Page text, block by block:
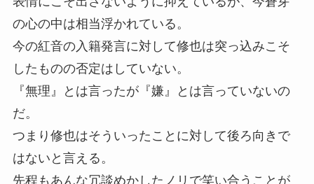
の心の中は相当浮かれている。
今の紅音の入籍発言に対して修也は突っ込みこそ
したものの否定はしていない。
『無理』とは言ったが『嫌』とは言っていないの
だ。
つまり修也はそういったことに対して後ろ向きで
はないと言える。
先程もあんな冗談めかしたノリで笑い合うことが